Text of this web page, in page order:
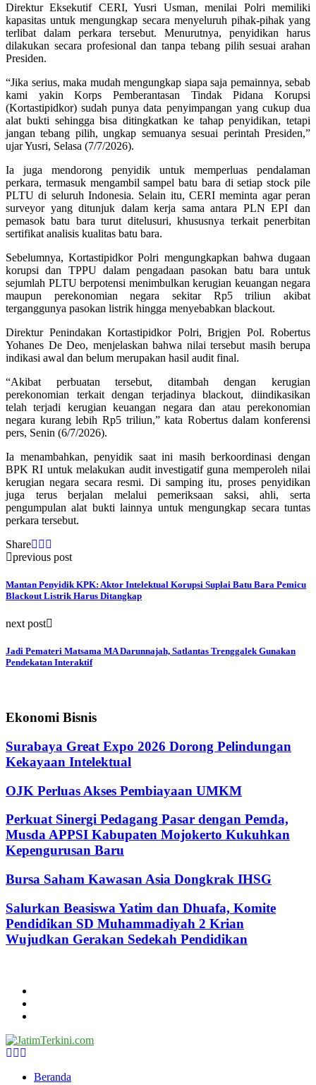
Direktur Eksekutif CERI, Yusri Usman, menilai Polri memiliki
kapasitas untuk mengungkap secara menyeluruh pihak-pihak yang
terlibat dalam perkara tersebut. Menurutnya, penyidikan harus
dilakukan secara profesional dan tanpa tebang pilih sesuai arahan
Presiden.
“Jika serius, maka mudah mengungkap siapa saja pemainnya, sebab
kami yakin Korps Pemberantasan Tindak Pidana Korupsi
(Kortastipidkor) sudah punya data penyimpangan yang cukup dua
alat bukti sehingga bisa ditingkatkan ke tahap penyidikan, tetapi
jangan tebang pilih, ungkap semuanya sesuai perintah Presiden,”
ujar Yusri, Selasa (7/7/2026).
Ia juga mendorong penyidik untuk memperluas pendalaman
perkara, termasuk mengambil sampel batu bara di setiap stock pile
PLTU di seluruh Indonesia. Selain itu, CERI meminta agar peran
surveyor yang ditunjuk dalam kerja sama antara PLN EPI dan
pemasok batu bara turut ditelusuri, khususnya terkait penerbitan
sertifikat analisis kualitas batu bara.
Sebelumnya, Kortastipidkor Polri mengungkapkan bahwa dugaan
korupsi dan TPPU dalam pengadaan pasokan batu bara untuk
sejumlah PLTU berpotensi menimbulkan kerugian keuangan negara
maupun perekonomian negara sekitar Rp5 triliun akibat
terganggunya pasokan listrik hingga menyebabkan blackout.
Direktur Penindakan Kortastipidkor Polri, Brigjen Pol. Robertus
Yohanes De Deo, menjelaskan bahwa nilai tersebut masih berupa
indikasi awal dan belum merupakan hasil audit final.
“Akibat perbuatan tersebut, ditambah dengan kerugian
perekonomian terkait dengan terjadinya blackout, diindikasikan
telah terjadi kerugian keuangan negara dan atau perekonomian
negara kurang lebih Rp5 triliun,” kata Robertus dalam konferensi
pers, Senin (6/7/2026).
Ia menambahkan, penyidik saat ini masih berkoordinasi dengan
BPK RI untuk melakukan audit investigatif guna memperoleh nilai
kerugian negara secara resmi. Di samping itu, proses penyidikan
juga terus berjalan melalui pemeriksaan saksi, ahli, serta
pengumpulan alat bukti lainnya untuk mengungkap secara tuntas
perkara tersebut.
Share
previous post
Mantan Penyidik KPK: Aktor Intelektual Korupsi Suplai Batu Bara Pemicu
Blackout Listrik Harus Ditangkap
next post
Jadi Pemateri Matsama MA Darunnajah, Satlantas Trenggalek Gunakan
Pendekatan Interaktif
Ekonomi Bisnis
Surabaya Great Expo 2026 Dorong Pelindungan
Kekayaan Intelektual
OJK Perluas Akses Pembiayaan UMKM
Perkuat Sinergi Pedagang Pasar dengan Pemda,
Musda APPSI Kabupaten Mojokerto Kukuhkan
Kepengurusan Baru
Bursa Saham Kawasan Asia Dongkrak IHSG
Salurkan Beasiswa Yatim dan Dhuafa, Komite
Pendidikan SD Muhammadiyah 2 Krian
Wujudkan Gerakan Sedekah Pendidikan
Facebook
Twitter
Beranda